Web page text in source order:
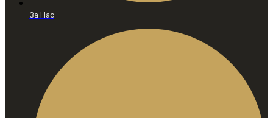
За Нас